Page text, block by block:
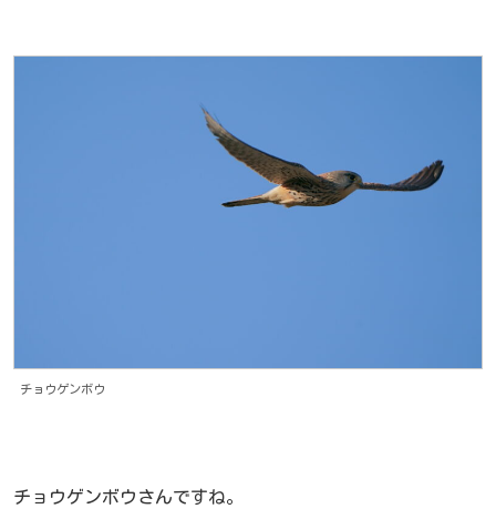
チョウゲンボウ
チョウゲンボウさんですね。